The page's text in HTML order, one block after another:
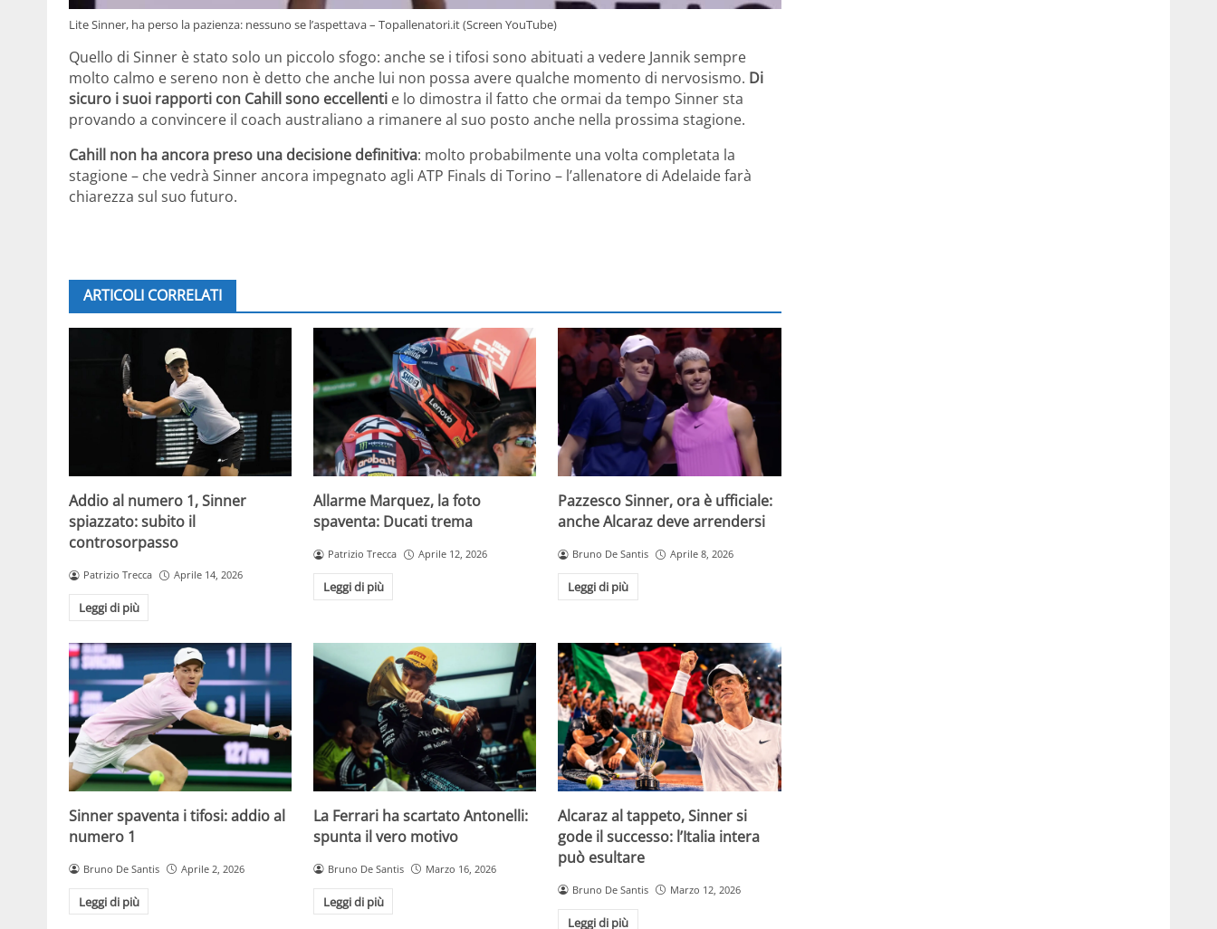
Lite Sinner, ha perso la pazienza: nessuno se l’aspettava – Topallenatori.it (Screen YouTube)
Quello di Sinner è stato solo un piccolo sfogo: anche se i tifosi sono abituati a vedere Jannik sempre
molto calmo e sereno non è detto che anche lui non possa avere qualche momento di nervosismo. Di
sicuro i suoi rapporti con Cahill sono eccellenti e lo dimostra il fatto che ormai da tempo Sinner sta
provando a convincere il coach australiano a rimanere al suo posto anche nella prossima stagione.
Cahill non ha ancora preso una decisione definitiva: molto probabilmente una volta completata la
stagione – che vedrà Sinner ancora impegnato agli ATP Finals di Torino – l’allenatore di Adelaide farà
chiarezza sul suo futuro.
ARTICOLI CORRELATI
Addio al numero 1, Sinner
spiazzato: subito il
controsorpasso
Patrizio Trecca Aprile 14, 2026
Leggi di più
Allarme Marquez, la foto
spaventa: Ducati trema
Patrizio Trecca Aprile 12, 2026
Leggi di più
Pazzesco Sinner, ora è ufficiale:
anche Alcaraz deve arrendersi
Bruno De Santis Aprile 8, 2026
Leggi di più
Sinner spaventa i tifosi: addio al
numero 1
Bruno De Santis Aprile 2, 2026
Leggi di più
La Ferrari ha scartato Antonelli:
spunta il vero motivo
Bruno De Santis Marzo 16, 2026
Leggi di più
Alcaraz al tappeto, Sinner si
gode il successo: l’Italia intera
può esultare
Bruno De Santis Marzo 12, 2026
Leggi di più